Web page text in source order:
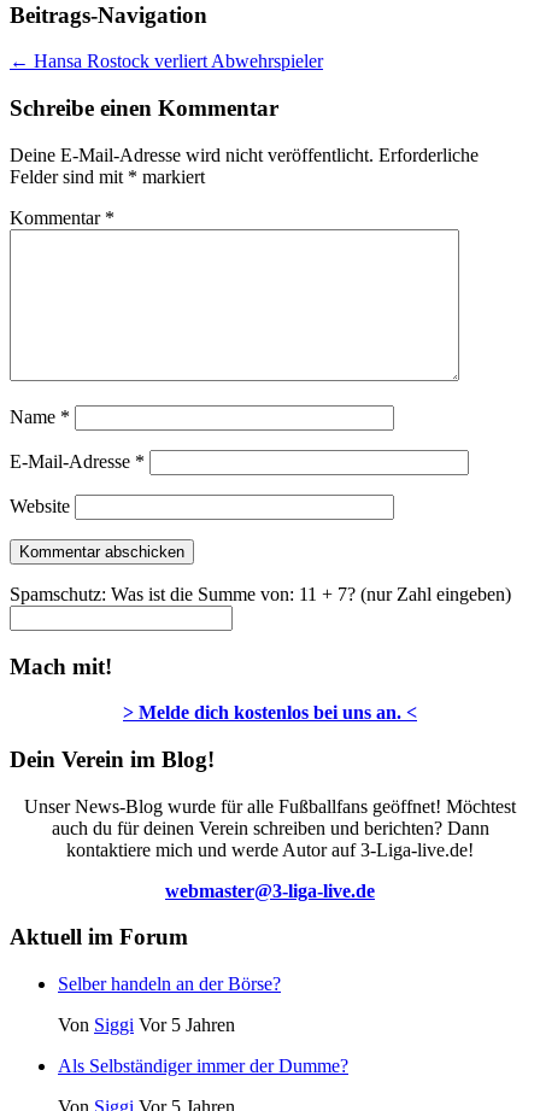
Beitrags-Navigation
← Hansa Rostock verliert Abwehrspieler
Schreibe einen Kommentar
Deine E-Mail-Adresse wird nicht veröffentlicht. Erforderliche
Felder sind mit * markiert
Kommentar *
Name *
E-Mail-Adresse *
Website
Spamschutz: Was ist die Summe von: 11 + 7? (nur Zahl eingeben)
Mach mit!
> Melde dich kostenlos bei uns an. <
Dein Verein im Blog!
Unser News-Blog wurde für alle Fußballfans geöffnet! Möchtest
auch du für deinen Verein schreiben und berichten? Dann
kontaktiere mich und werde Autor auf 3-Liga-live.de!
webmaster@3-liga-live.de
Aktuell im Forum
Selber handeln an der Börse?
Von Siggi Vor 5 Jahren
Als Selbständiger immer der Dumme?
Von Siggi Vor 5 Jahren